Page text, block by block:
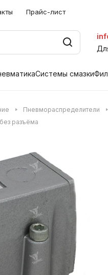
Прайс-лист
Системы смазки
Пневмораспределители
разъёма